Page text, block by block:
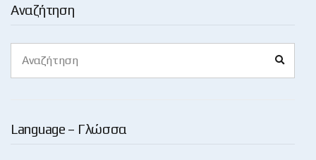
Αναζήτηση
for:
Language – Γλώσσα